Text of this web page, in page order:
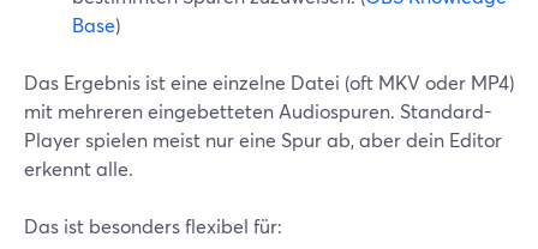
Base)
Das Ergebnis ist eine einzelne Datei (oft MKV oder MP4)
mit mehreren eingebetteten Audiospuren. Standard-
Player spielen meist nur eine Spur ab, aber dein Editor
erkennt alle.
Das ist besonders flexibel für: